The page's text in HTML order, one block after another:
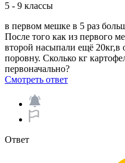
5 - 9 классы
в первом мешке в 5 раз
После того как из первого
второй насыпали ещё 20кг,в
поровну. Сколько кг
первоначально? ​
Смотреть ответ
Ответ